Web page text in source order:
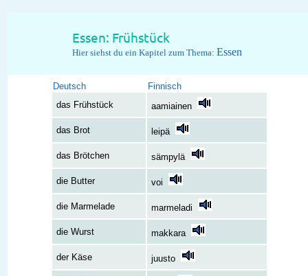
Essen: Frühstück
Hier siehst du ein Kapitel zum Thema: Essen
Deutsch
Finnisch
das Frühstück
aamiainen
das Brot leipä
das Brötchen sämpylä
die Butter voi
die Marmelade marmeladi
die Wurst makkara
der Käse juusto